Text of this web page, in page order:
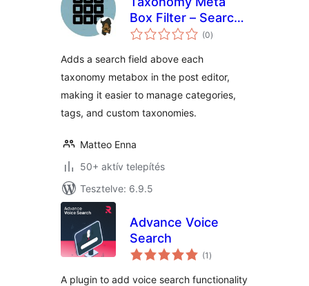
Box Filter – Search
taxonomies from
(0értékelés
összesen
)
Adds a search field above each
taxonomy metabox in the post editor,
making it easier to manage categories,
tags, and custom taxonomies.
Matteo Enna
50+ aktív telepítés
Tesztelve: 6.9.5
Advance Voice
Search
(1 értékelés
összesen
)
A plugin to add voice search functionality